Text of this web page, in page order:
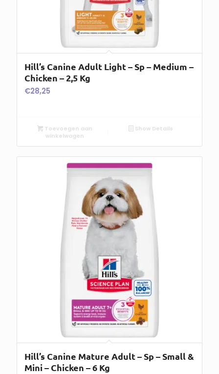
Hill’s Canine Adult Light – Sp – Medium –
Chicken – 2,5 Kg
€28,25
Toevoegen aan
winkelwagen
Show Details
Hill’s Canine Mature Adult – Sp – Small &
Mini – Chicken – 6 Kg